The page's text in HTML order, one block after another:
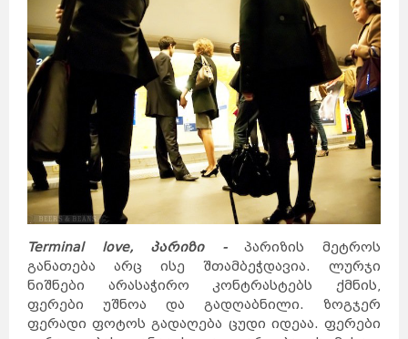
Terminal love, პარიზი -პარიზის მეტროს
განათება არც ისე შთამბეჭდავია. ლურჯი
ნიშნები არასაჭირო კონტრასტებს ქმნის,
ფერები უშნოა და გადღაბნილი. ზოგჯერ
ფერადი ფოტოს გადაღება ცუდი იდეაა. ფერები